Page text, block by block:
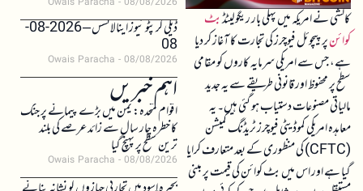
کالشی نے امریکہ میں پہلی بار ریگولیٹڈبٹ
کوائنپرپیچوئل فیوچرز کی تجارت کا آغاز کر دیا
ہے، جس سے امریکی سرمایہ کاروں کو مقامی
سطح پر محفوظ اور قانونی طریقے سے یہ جدید
مالیاتی مصنوعات دستیاب ہو گئی ہیں۔ یہ
معاہدہ امریکی کموڈیٹی فیوچرز ٹریڈنگ کمیشن
(CFTC) کی منظوری کے بعد متعارف کرایا
گیا ہے اور اس میں بٹ کوائن کی قیمت پر مبنی
ڈیلی کرپٹو نیوز اینالائسس – 2026-08-
08
Owais Paracha 08/08/2026
اہم خبریں
اقوام متحدہ: یمن میں بڑے پیمانے پر جنگ
کا خطرہ چار سال سے زائد عرصے کی بلند
ترین سطح پر پہنچ گیا
Owais Paracha 08/08/2026